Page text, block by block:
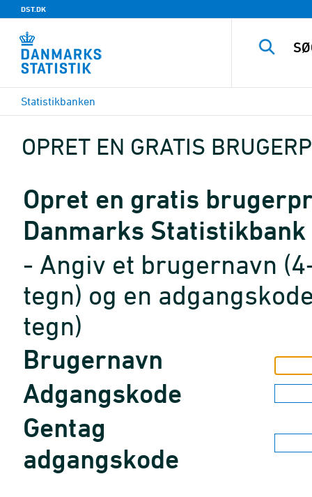
DST.DK
Statistikbanken
OPRET EN GRATIS
Opret en gratis
Danmarks Statistikbank
- Angiv et brugernavn
tegn) og en
tegn)
Brugernavn
Adgangskode
Gentag
adgangskode